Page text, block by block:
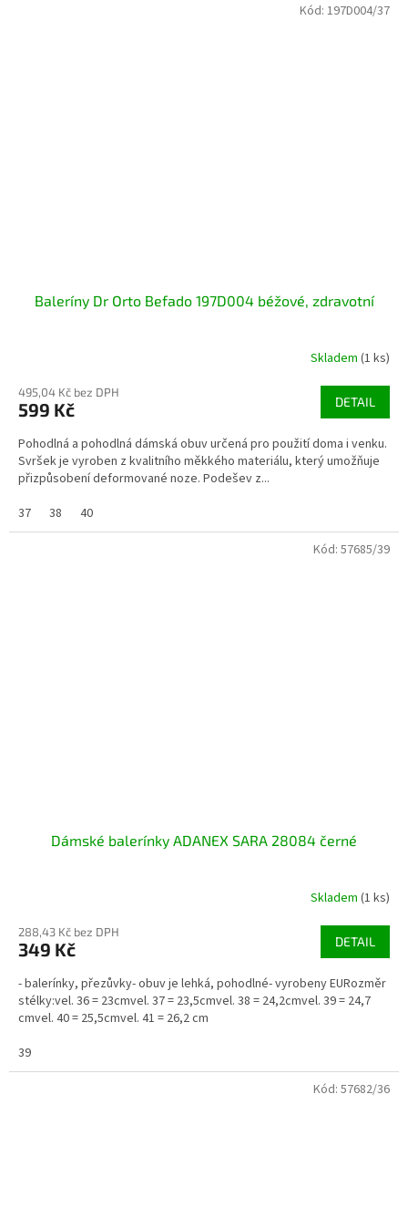
Baleríny Dr Orto Befado 197D004 béžové, zdravotní
Skladem (1 ks)
495,04 Kč bez DPH
599 Kč DETAIL
Pohodlná a pohodlná dámská obuv určená pro použití doma i venku.
Svršek je vyroben z kvalitního měkkého materiálu, který umožňuje
přizpůsobení deformované noze. Podešev z...
37
38 40
Kód: 197D004/37
Dámské balerínky ADANEX SARA 28084 černé
Skladem (1 ks)
288,43 Kč bez DPH
349 Kč DETAIL
- balerínky, přezůvky- obuv je lehká, pohodlné- vyrobeny EURozměr
stélky:vel. 36 = 23cmvel. 37 = 23,5cmvel. 38 = 24,2cmvel. 39 = 24,7
cmvel. 40 = 25,5cmvel. 41 = 26,2 cm
39
Kód: 57685/39
Kód: 57682/36